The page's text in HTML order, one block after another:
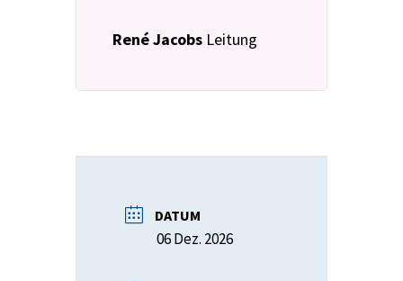
René Jacobs Leitung
DATUM
06 Dez. 2026